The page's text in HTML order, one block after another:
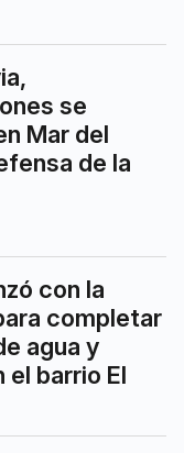
se
Mar del
de la
con la
completar
agua y
el barrio El